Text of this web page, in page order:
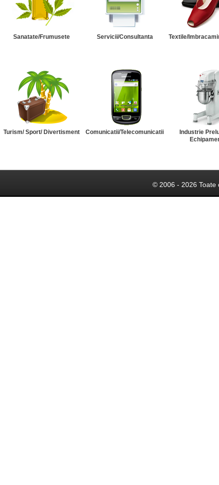
Sanatate/Frumusete Servicii/Consultanta Textile/
Turism/ Sport/ Divertisment Comunicatii/Telecomunicatii
Industrie
© 2006 - 2026